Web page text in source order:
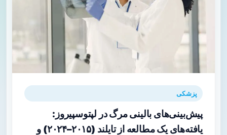
پزشکی
پیش‌بینی‌های بالینی مرگ در لپتوسپیروز:
یافته‌های یک مطالعه از تایلند (۲۰۱۵–۲۰۲۴) و